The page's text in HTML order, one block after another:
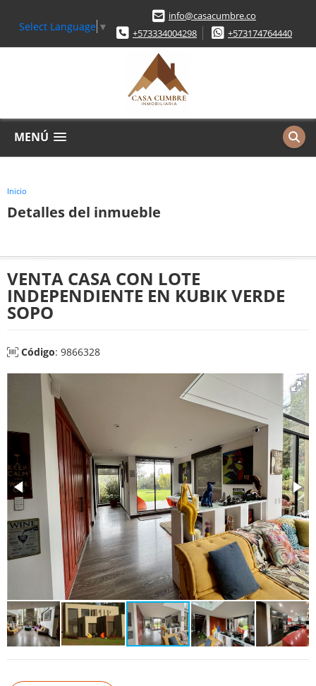
Select Language ▼
info@casacumbre.co
+573334004298
+573174764440
MENÚ
Inicio
Detalles del inmueble
VENTA CASA CON LOTE
INDEPENDIENTE EN KUBIK VERDE
SOPO
Código: 9866328